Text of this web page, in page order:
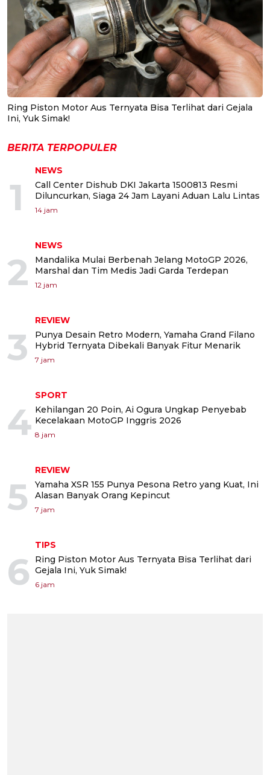
Ring Piston Motor Aus Ternyata Bisa Terlihat dari Gejala
Ini, Yuk Simak!
BERITA TERPOPULER
1
NEWS
Call Center Dishub DKI Jakarta 1500813 Resmi
Diluncurkan, Siaga 24 Jam Layani Aduan Lalu Lintas
14 jam
2
NEWS
Mandalika Mulai Berbenah Jelang MotoGP 2026,
Marshal dan Tim Medis Jadi Garda Terdepan
12 jam
3
REVIEW
Punya Desain Retro Modern, Yamaha Grand Filano
Hybrid Ternyata Dibekali Banyak Fitur Menarik
7 jam
4
SPORT
Kehilangan 20 Poin, Ai Ogura Ungkap Penyebab
Kecelakaan MotoGP Inggris 2026
8 jam
5
REVIEW
Yamaha XSR 155 Punya Pesona Retro yang Kuat, Ini
Alasan Banyak Orang Kepincut
7 jam
6
TIPS
Ring Piston Motor Aus Ternyata Bisa Terlihat dari
Gejala Ini, Yuk Simak!
6 jam